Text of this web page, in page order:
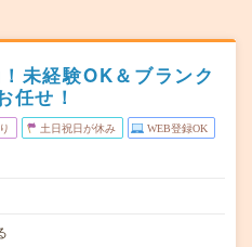
未経験OK＆ブランク
任せ！
土日祝日が休み WEB登録OK